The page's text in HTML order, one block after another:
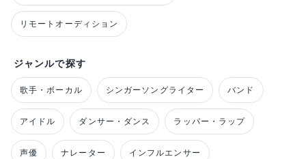
リモートオーディション
ジャンルで探す
歌手・ボーカル シンガーソングライター バンド
アイドル ダンサー・ダンス ラッパー・ラップ
声優 ナレーター インフルエンサー